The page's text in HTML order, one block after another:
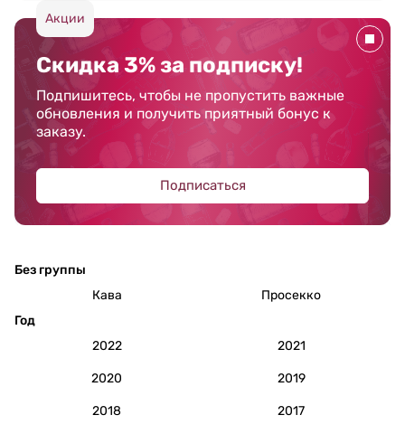
Акции
Скидка 3% за подписку!
Подпишитесь, чтобы не пропустить важные
обновления и получить приятный бонус к
заказу.
Подписаться
Без группы
Кава
Просекко
Год
2022
2021
2020 2019
2018 2017